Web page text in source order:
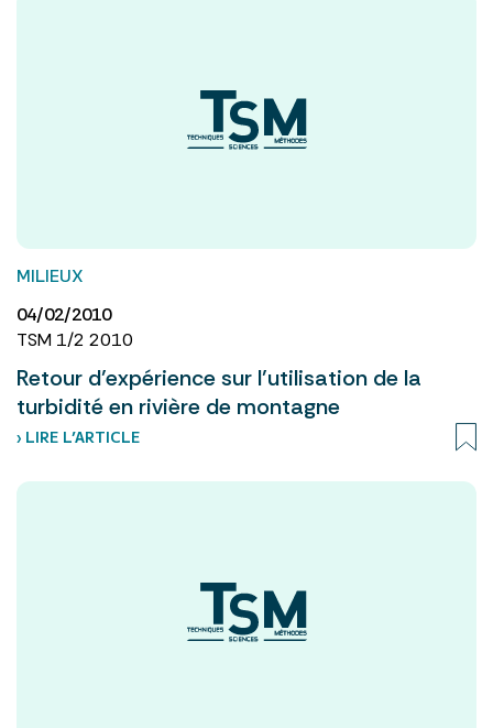
MILIEUX
04/02/2010
TSM 1/2 2010
Retour d’expérience sur l’utilisation de la
turbidité en rivière de montagne
› LIRE L’ARTICLE